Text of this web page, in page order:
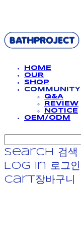
HOME
OUR
SHOP
COMMUNITY
Q&A
REVIEW
NOTICE
OEM/ODM
Search
검색
Log In
로그인
Cart장바구니